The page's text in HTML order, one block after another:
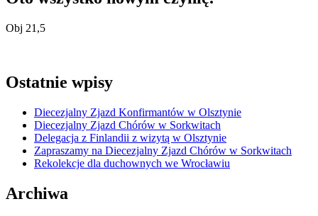
Obj 21,5
Ostatnie wpisy
Diecezjalny Zjazd Konfirmantów w Olsztynie
Diecezjalny Zjazd Chórów w Sorkwitach
Delegacja z Finlandii z wizytą w Olsztynie
Zapraszamy na Diecezjalny Zjazd Chórów w Sorkwitach
Rekolekcje dla duchownych we Wrocławiu
Archiwa